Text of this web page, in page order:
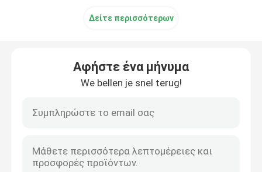
Σφυρηλατημένοι άξονες χάλυβα
Σφυρηλατημένος φραγμός χάλυβα
Σφυρηλατημένα κενά εργαλείων
Δείτε περισσότερων
Αφήστε ένα μήνυμα
We bellen je snel terug!